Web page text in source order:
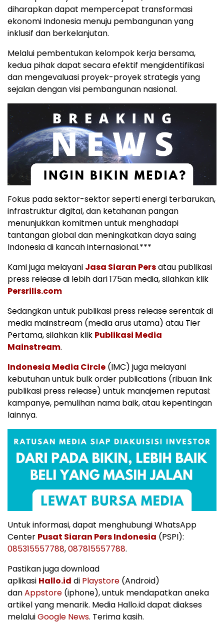
diharapkan dapat mempercepat transformasi
ekonomi Indonesia menuju pembangunan yang
inklusif dan berkelanjutan.
Melalui pembentukan kelompok kerja bersama,
kedua pihak dapat secara efektif mengidentifikasi
dan mengevaluasi proyek-proyek strategis yang
sejalan dengan visi pembangunan nasional.
Fokus pada sektor-sektor seperti energi terbarukan,
infrastruktur digital, dan ketahanan pangan
menunjukkan komitmen untuk menghadapi
tantangan global dan meningkatkan daya saing
Indonesia di kancah internasional.***
Kami juga melayani Jasa Siaran Persatau publikasi
press release di lebih dari 175an media, silahkan klik
Persrilis.com
Sedangkan untuk publikasi press release serentak di
media mainstream (media arus utama) atau Tier
Pertama, silahkan klik Publikasi Media
Mainstream.
Indonesia Media Circle (IMC) juga melayani
kebutuhan untuk bulk order publications (ribuan link
publikasi press release) untuk manajemen reputasi:
kampanye, pemulihan nama baik, atau kepentingan
lainnya.
Untuk informasi, dapat menghubungi WhatsApp
Center Pusat Siaran Pers Indonesia (PSPI):
085315557788,087815557788.
Pastikan juga download
aplikasi Hallo.id di Playstore (Android)
danAppstore (iphone), untuk mendapatkan aneka
artikel yang menarik. Media Hallo.id dapat diakses
melaluiGoogle News. Terima kasih.